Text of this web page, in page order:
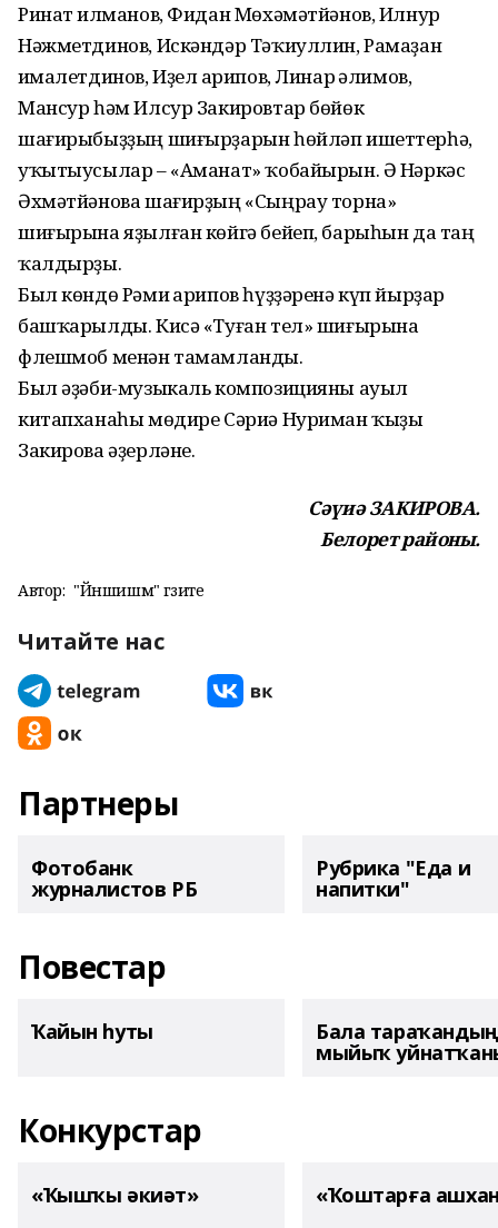
Ринат Ғилманов, Фидан Мөхәмәтйәнов, Илнур
Нәжметдинов, Искәндәр Тәҡиуллин, Рамаҙан
Ғималетдинов, Иҙел Ғарипов, Линар Ғәлимов,
Мансур һәм Илсур Закировтар бөйөк
шағирыбыҙҙың шиғырҙарын һөйләп ишеттерһә,
уҡытыусылар – «Аманат» ҡобайырын. Ә Нәркәс
Әхмәтйәнова шағирҙың «Сыңрау торна»
шиғырына яҙылған көйгә бейеп, барыһын да таң
ҡалдырҙы.
Был көндө Рәми Ғарипов һүҙҙәренә күп йырҙар
башҡарылды. Кисә «Туған тел» шиғырына
флешмоб менән тамамланды.
Был әҙәби-музыкаль композицияны ауыл
китапханаһы мөдире Сәриә Нуриман ҡыҙы
Закирова әҙерләне.
Сәүиә ЗАКИРОВА.
Белорет районы.
Автор: "Йәншишмә" гәзите
Читайте нас
Партнеры
Фотобанк
журналистов РБ
Рубрика "Еда и
напитки"
Повестар
Ҡайын һуты Бала тараҡандың
мыйыҡ
Конкурстар
«Ҡышҡы әкиәт» «Ҡоштарға